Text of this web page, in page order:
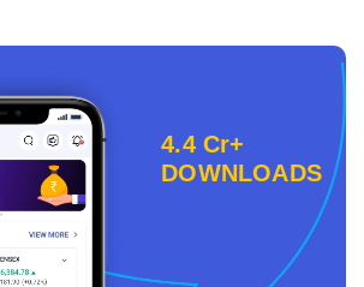
4.4 Cr+
DOWNLOADS